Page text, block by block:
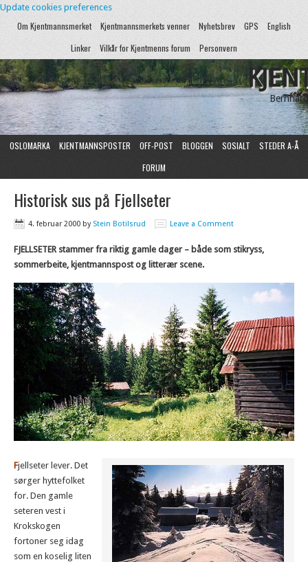
Update cookies preferences
Om Kjentmannsmerket Kjentmannsmerkets venner Nyhetsbrev GPS
English
Linker
Vilkår for Kjentmenns forum Personvern
OSLOMARKA KJENTMANNSPOSTER OFF-POST BLOGGEN SOSIALT
STEDER A-Å
FORUM
Historisk sus på Fjellseter
4. februar 2000 by Stein Botilsrud Leave a Comment
FJELLSETER stammer fra riktig gamle dager – både som stikryss,
sommerbeite, kjentmannspost og litterær scene.
Fjellseter lever. Det
sørger hyttefolket
for. Den gamle
seteren vest i
Krokskogen
fortoner seg idag
som en koselig liten